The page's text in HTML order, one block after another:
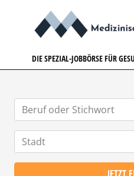
DIE SPEZIAL-JOBBÖRSE FÜR